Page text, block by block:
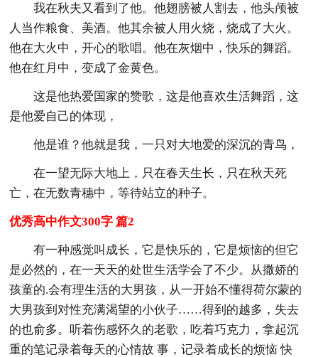
我在秋夫又看到了他。他翅膀被人割去，他头颅被
人当作粮食、美酒。他其余被人用火烧，烧成了大火。
他在大火中，开心的歌唱。他在灰烟中，快乐的舞蹈。
他在红月中，变成了金黄色。
这是他热爱国家的赞歌，这是他喜欢生活舞蹈，这
是他爱自己的体现，
他是谁？他就是我，一只对大地爱的深沉的青鸟，
在一望无际大地上，只在春天生长，只在秋天死
亡，在无数青穗中，等待站立的种子。
优秀高中作文300字 篇2
有一种感觉叫成长，它是快乐的，它是烦恼的但它
是必然的，在一天天的处世生活学会了不少。从撒娇的
孩童的.会有理生活的大男孩，从一开始不懂得荷尔蒙的
大男孩到对性充满渴望的小伙子……得到的越多，失去
的也俞多。听着伤感怀久的老歌，吃着巧克力，拿起沉
重的笔记录着每天的心情故 事，记录着成长的烦恼 快